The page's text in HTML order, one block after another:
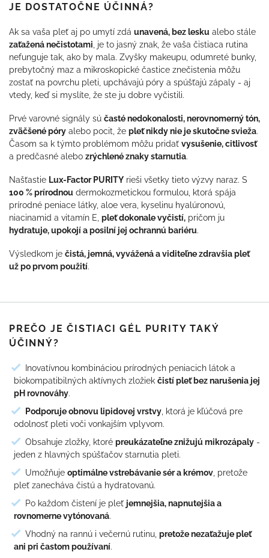
JE DOSTATOČNE ÚČINNÁ?
Ak sa vaša pleť aj po umytí zdá unavená, bez lesku alebo stále
zaťažená nečistotami , je to jasný znak, že vaša čistiaca rutina
nefunguje tak, ako by mala. Zvyšky makeupu, odumreté bunky,
prebytočný maz a mikroskopické častice znečistenia môžu
zostať na povrchu pleti, upchávajú póry a spúšťajú zápaly - aj
vtedy, keď si myslíte, že ste ju dobre vyčistili.
Prvé varovné signály sú časté nedokonalosti, nerovnomerný tón,
zväčšené póry alebo pocit, že pleť nikdy nie je skutočne svieža.
Časom sa k týmto problémom môžu pridať vysušenie, citlivosť
a predčasné alebo zrýchlené znaky starnutia.
Našťastie Lux-Factor PURITY rieši všetky tieto výzvy naraz. S
100 % prírodnou dermokozmetickou formulou, ktorá spája
prírodné peniace látky, aloe vera, kyselinu hyalúronovú,
niacinamid a vitamín E, pleť dokonale vyčistí, pričom ju
hydratuje, upokojí a posilní jej ochrannú bariéru.
Výsledkom je čistá, jemná, vyvážená a viditeľne zdravšia pleť
už po prvom použití.
PREČO JE ČISTIACI GÉL PURITY TAKÝ
ÚČINNÝ?
Inovatívnou kombináciou prírodných peniacich látok a
biokompatibilných aktívnych zložiek čistí pleť bez narušenia jej
pH rovnováhy.
Podporuje obnovu lipidovej vrstvy, ktorá je kľúčová pre
odolnosť pleti voči vonkajším vplyvom.
Obsahuje zložky, ktoré preukázateľne znižujú mikrozápaly-
jeden z hlavných spúšťačov starnutia pleti.
Umožňuje optimálne vstrebávanie sér a krémov, pretože
pleť zanecháva čistú a hydratovanú.
Po každom čistení je pleť jemnejšia, napnutejšia a
rovnomerne vytónovaná.
Vhodný na rannú i večernú rutinu, pretože nezaťažuje pleť
ani pri častom používaní.